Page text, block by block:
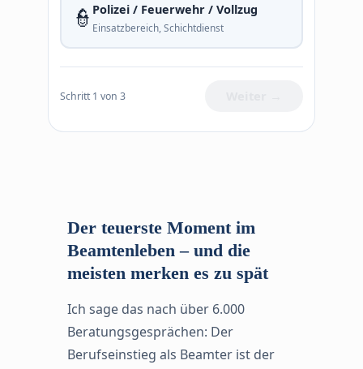
👮 Polizei / Feuerwehr / Vollzug
Einsatzbereich, Schichtdienst
Schritt 1 von 3
Der teuerste Moment im
Beamtenleben – und die
meisten merken es zu spät
Ich sage das nach über 6.000
Beratungsgesprächen: Der
Berufseinstieg als Beamter ist der